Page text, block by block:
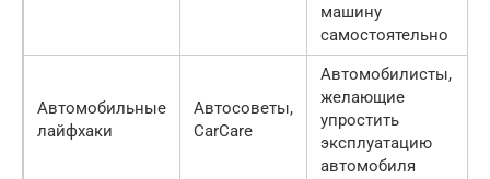
машину
самостоятельно
Автомобильные
лайфхаки
Автосоветы,
CarCare
Автомобилисты,
желающие
упростить
эксплуатацию
автомобиля